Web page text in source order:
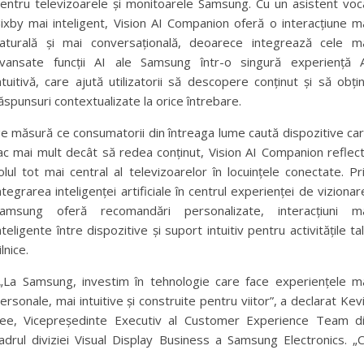
televizoarele și monitoarele Samsung. Cu un asistent
mai inteligent, Vision AI Companion oferă o interacțiune
și mai conversațională, deoarece integrează cele
funcții AI ale Samsung într-o singură experiență
care ajută utilizatorii să descopere conținut și să
contextualizate la orice întrebare.
măsură ce consumatorii din întreaga lume caută dispozitive
mai mult decât să redea conținut, Vision AI Companion
tot mai central al televizoarelor în locuințele conectate.
inteligenței artificiale în centrul experienței de
oferă recomandări personalizate, interacțiuni
între dispozitive și suport intuitiv pentru activitățile
„La Samsung, investim în tehnologie care face experiențele
mai intuitive și construite pentru viitor”, a declarat
Vicepreședinte Executiv al Customer Experience Team
diviziei Visual Display Business a Samsung Electronics.